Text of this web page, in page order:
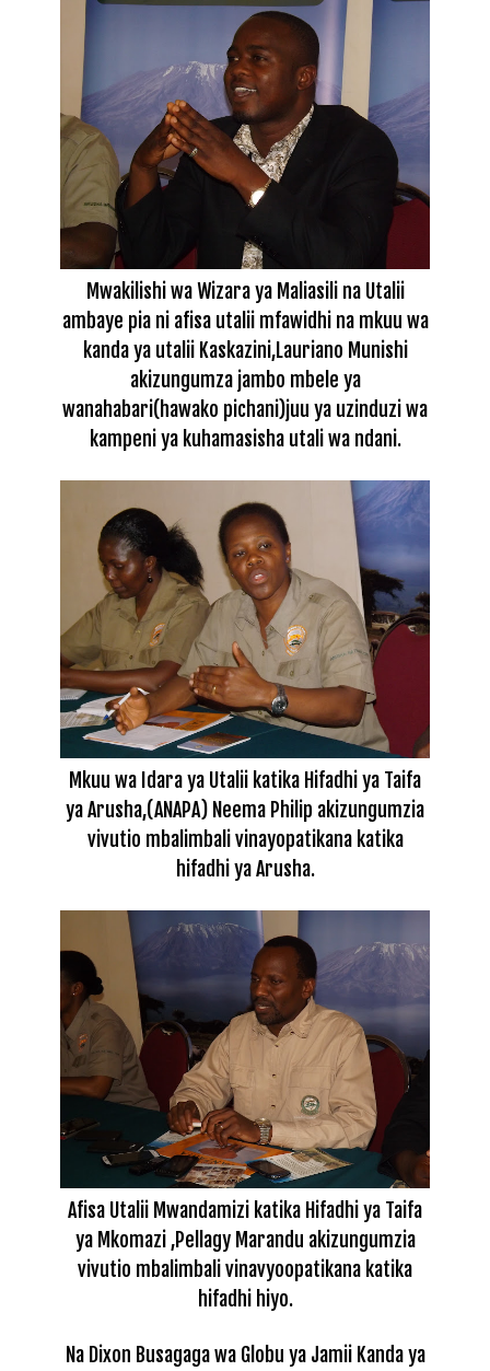
Mwakilishi wa Wizara ya Maliasili na Utalii
ambaye pia ni afisa utalii mfawidhi na mkuu wa
kanda ya utalii Kaskazini,Lauriano Munishi
akizungumza jambo mbele ya
wanahabari(hawako pichani)juu ya uzinduzi wa
kampeni ya kuhamasisha utali wa ndani.
Mkuu wa Idara ya Utalii katika Hifadhi ya Taifa
ya Arusha,(ANAPA) Neema Philip akizungumzia
vivutio mbalimbali vinayopatikana katika
hifadhi ya Arusha.
Afisa Utalii Mwandamizi katika Hifadhi ya Taifa
ya Mkomazi ,Pellagy Marandu akizungumzia
vivutio mbalimbali vinavyoopatikana katika
hifadhi hiyo.
Na Dixon Busagaga wa Globu ya Jamii Kanda ya